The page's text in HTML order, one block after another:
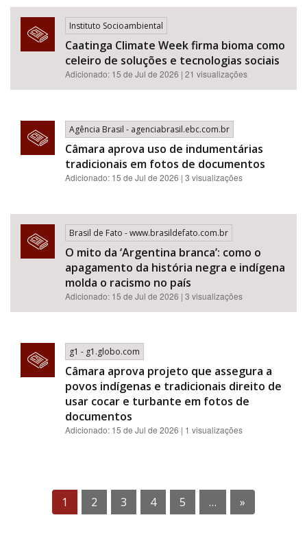
Instituto Socioambiental
Caatinga Climate Week firma bioma como
celeiro de soluções e tecnologias sociais
Adicionado: 15 de Jul de 2026 | 21 visualizações
Agência Brasil - agenciabrasil.ebc.com.br
Câmara aprova uso de indumentárias
tradicionais em fotos de documentos
Adicionado: 15 de Jul de 2026 | 3 visualizações
Brasil de Fato - www.brasildefato.com.br
O mito da ‘Argentina branca’: como o
apagamento da história negra e indígena
molda o racismo no país
Adicionado: 15 de Jul de 2026 | 3 visualizações
g1 - g1.globo.com
Câmara aprova projeto que assegura a
povos indígenas e tradicionais direito de
usar cocar e turbante em fotos de
documentos
Adicionado: 15 de Jul de 2026 | 1 visualizações
1 2 3 4 5 … »